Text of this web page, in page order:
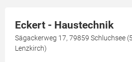
Eckert - Haustechnik
Sägackerweg 17, 79859 Schluchsee
Lenzkirch)